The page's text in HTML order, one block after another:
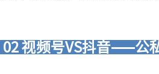
02 视频号VS抖音——公